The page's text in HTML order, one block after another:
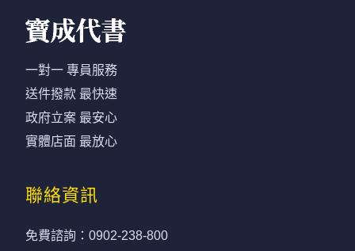
一對一 專員服務
送件撥款 最快速
政府立案 最安心
實體店面 最放心
聯絡資訊
免費諮詢：0902-238-800